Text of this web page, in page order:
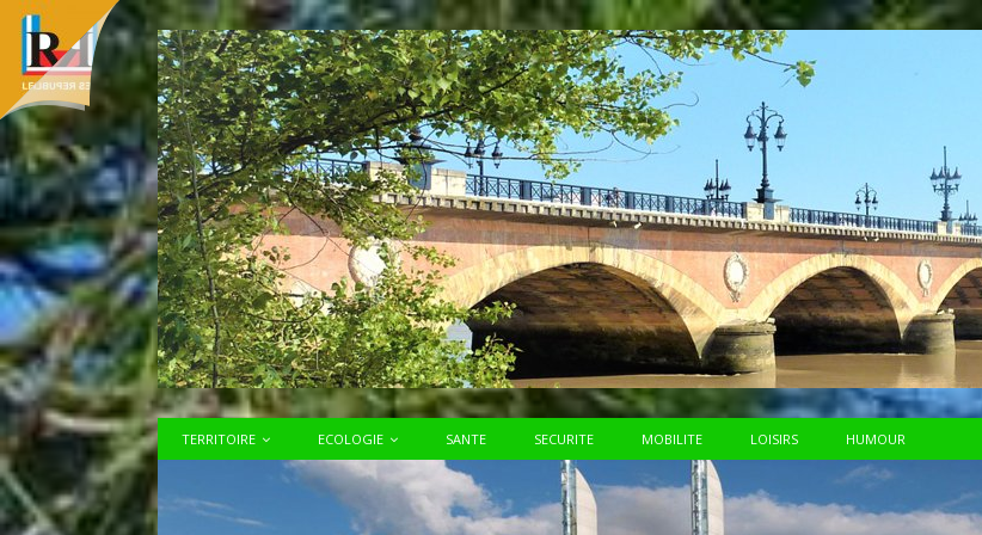
TERRITOIRE ECOLOGIE SANTE SECURITE MOBILITE LOISIRS HUMOUR